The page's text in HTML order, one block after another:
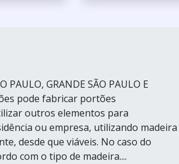
PAULO, GRANDE SÃO PAULO E
pode fabricar portões
outros elementos para
ou empresa, utilizando madeira
desde que viáveis. No caso do
com o tipo de madeira....